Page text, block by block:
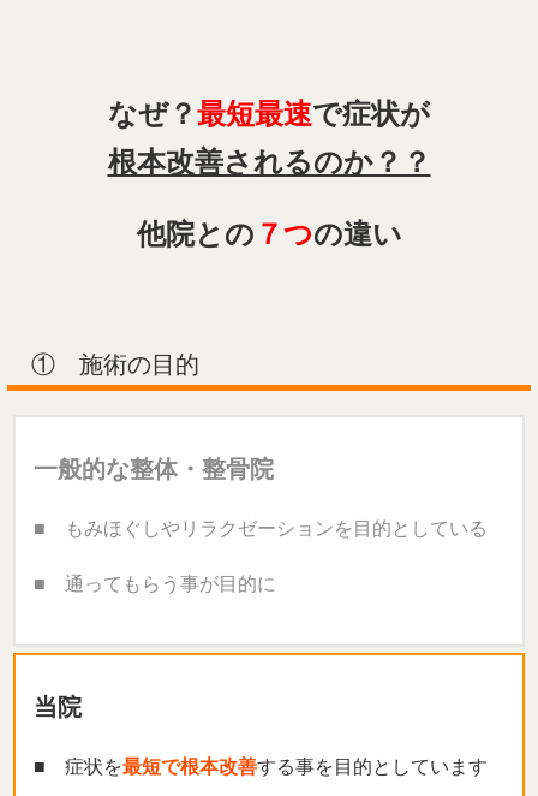
なぜ？最短最速で症状が
根本改善されるのか？？
他院との ７つの違い
① 施術の目的
一般的な整体・整骨院
■ もみほぐしやリラクゼーションを目的としている
■ 通ってもらう事が目的に
当院
■ 症状を最短で根本改善する事を目的としています